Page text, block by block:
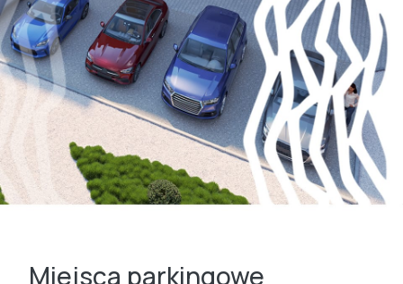
Miejsca parkingowe